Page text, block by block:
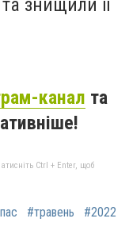
знищили її
канал та
Ctrl + Enter, щоб
#травень #2022